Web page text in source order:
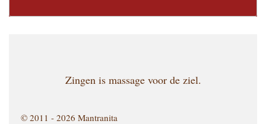
Zingen is massage voor de ziel.
© 2011 - 2026 Mantranita